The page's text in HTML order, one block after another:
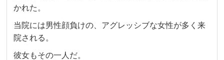
かれた。
当院には男性顔負けの、アグレッシブな女性が多く来
院される。
彼女もその一人だ。